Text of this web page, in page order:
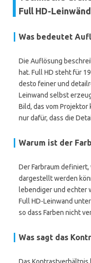
Full HD-
Was bedeutet
Die Auflösung
hat. Full HD steht für
desto feiner und
Leinwand selbst
Bild, das vom
nur dafür, dass die
Warum ist der
Der Farbraum
dargestellt werden
lebendiger und echter
Full HD-Leinwand
so dass Farben nicht
Was sagt das